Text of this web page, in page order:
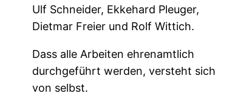
Ulf Schneider, Ekkehard Pleuger,
Dietmar Freier und Rolf Wittich.
Dass alle Arbeiten ehrenamtlich
durchgeführt werden, versteht sich
von selbst.